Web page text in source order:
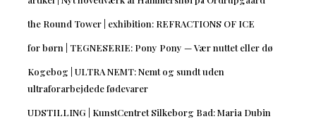
the Round Tower | exhibition: REFRACTIONS OF ICE
for børn | TEGNESERIE: Pony Pony — Vær nuttet eller dø
Kogebog | ULTRA NEMT: Nemt og sundt uden
ultraforarbejdede fødevarer
UDSTILLING | KunstCentret Silkeborg Bad: Maria Dubin